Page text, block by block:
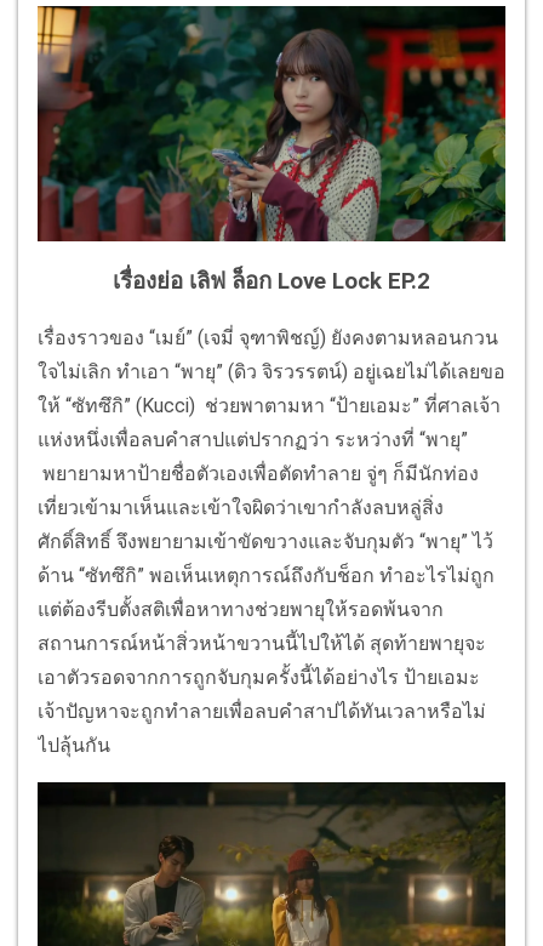
เรื่องย่อ เลิฟ ล็อก Love Lock EP.2
เรื่องราวของ “เมย์” (เจมี่ จุฑาพิชญ์) ยังคงตามหลอนกวน
ใจไม่เลิก ทำเอา “พายุ” (ดิว จิรวรรตน์) อยู่เฉยไม่ได้เลยขอ
ให้ “ซัทซึกิ” (Kucci) ช่วยพาตามหา “ป้ายเอมะ” ที่ศาลเจ้า
แห่งหนึ่งเพื่อลบคำสาปแต่ปรากฏว่า ระหว่างที่ “พายุ”
พยายามหาป้ายชื่อตัวเองเพื่อตัดทำลาย จู่ๆ ก็มีนักท่อง
เที่ยวเข้ามาเห็นและเข้าใจผิดว่าเขากำลังลบหลู่สิ่ง
ศักดิ์สิทธิ์ จึงพยายามเข้าขัดขวางและจับกุมตัว “พายุ” ไว้
ด้าน “ซัทซึกิ” พอเห็นเหตุการณ์ถึงกับช็อก ทำอะไรไม่ถูก
แต่ต้องรีบตั้งสติเพื่อหาทางช่วยพายุให้รอดพ้นจาก
สถานการณ์หน้าสิ่วหน้าขวานนี้ไปให้ได้ สุดท้ายพายุจะ
เอาตัวรอดจากการถูกจับกุมครั้งนี้ได้อย่างไร ป้ายเอมะ
เจ้าปัญหาจะถูกทำลายเพื่อลบคำสาปได้ทันเวลาหรือไม่
ไปลุ้นกัน